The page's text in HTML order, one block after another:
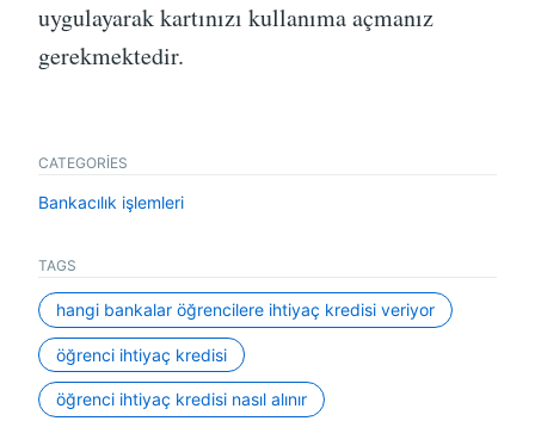
uygulayarak kartınızı kullanıma açmanız
gerekmektedir.
CATEGORIES
Bankacılık işlemleri
TAGS
hangi bankalar öğrencilere ihtiyaç kredisi veriyor
öğrenci ihtiyaç kredisi
öğrenci ihtiyaç kredisi nasıl alınır